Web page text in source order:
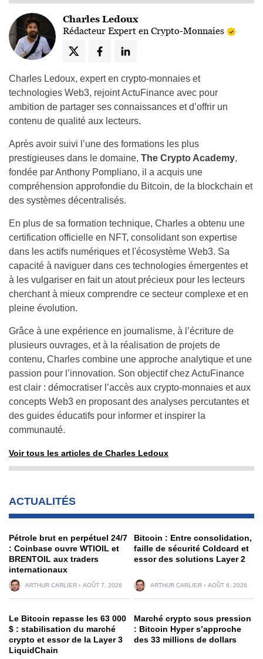
Charles Ledoux
Rédacteur Expert en Crypto-Monnaies
Charles Ledoux, expert en crypto-monnaies et
technologies Web3, rejoint ActuFinance avec pour
ambition de partager ses connaissances et d’offrir un
contenu de qualité aux lecteurs.
Après avoir suivi l’une des formations les plus
prestigieuses dans le domaine, The Crypto Academy,
fondée par Anthony Pompliano, il a acquis une
compréhension approfondie du Bitcoin, de la blockchain et
des systèmes décentralisés.
En plus de sa formation technique, Charles a obtenu une
certification officielle en NFT, consolidant son expertise
dans les actifs numériques et l'écosystème Web3. Sa
capacité à naviguer dans ces technologies émergentes et
à les vulgariser en fait un atout précieux pour les lecteurs
cherchant à mieux comprendre ce secteur complexe et en
pleine évolution.
Grâce à une expérience en journalisme, à l’écriture de
plusieurs ouvrages, et à la réalisation de projets de
contenu, Charles combine une approche analytique et une
passion pour l’innovation. Son objectif chez ActuFinance
est clair : démocratiser l’accès aux crypto-monnaies et aux
concepts Web3 en proposant des analyses percutantes et
des guides éducatifs pour informer et inspirer la
communauté.
Voir tous les articles de Charles Ledoux
ACTUALITÉS
Pétrole brut en perpétuel 24/7
: Coinbase ouvre WTIOIL et
BRENTOIL aux traders
internationaux
ARTHUR CARLIER AOÛT 7, 2026
Bitcoin : Entre consolidation,
faille de sécurité Coldcard et
essor des solutions Layer 2
ARTHUR CARLIER AOÛT 6, 2026
Le Bitcoin repasse les 63 000
$ : stabilisation du marché
crypto et essor de la Layer 3
LiquidChain
Marché crypto sous pression
: Bitcoin Hyper s’approche
des 33 millions de dollars